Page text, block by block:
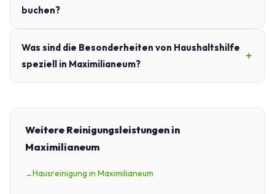
buchen?
Was sind die Besonderheiten von Haushaltshilfe
speziell in Maximilianeum?
Weitere Reinigungsleistungen in
Maximilianeum
Hausreinigung in Maximilianeum